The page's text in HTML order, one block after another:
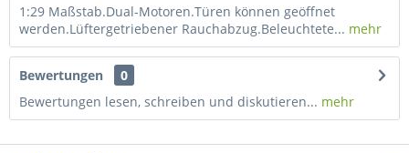
1:29 Maßstab.Dual-Motoren.Türen können geöffnet
werden.Lüftergetriebener Rauchabzug.Beleuchtete... mehr
Bewertungen
0
Bewertungen lesen, schreiben und diskutieren... mehr